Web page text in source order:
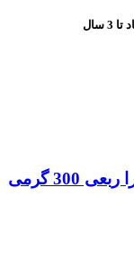
گرمی